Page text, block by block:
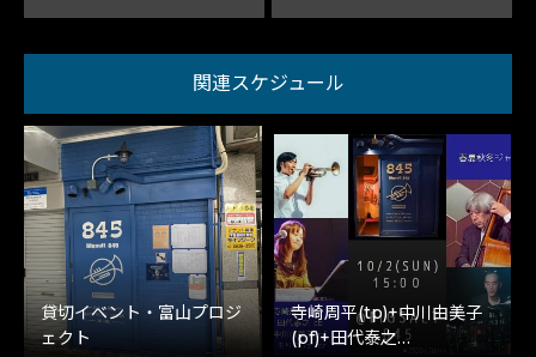
関連スケジュール
貸切イベント・富山プロジ
ェクト
寺崎周平(tp)+中川由美子
(pf)+田代泰之…